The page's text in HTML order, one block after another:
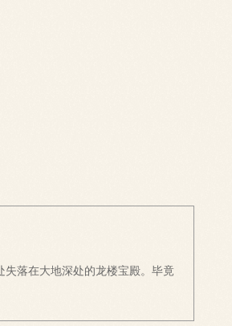
落在大地深处的龙楼宝殿。毕竟